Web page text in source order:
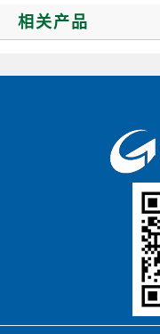
状态常常以动、静压，动、
压，静、挤压及动、静、挤
相关产品